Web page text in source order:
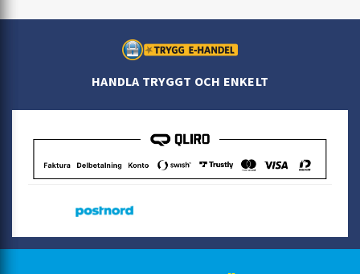
HANDLA TRYGGT OCH ENKELT